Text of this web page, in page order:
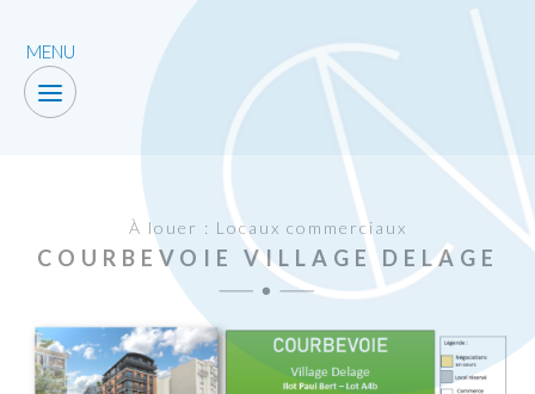
MENU
À louer : Locaux commerciaux
COURBEVOIE VILLAGE DELAGE